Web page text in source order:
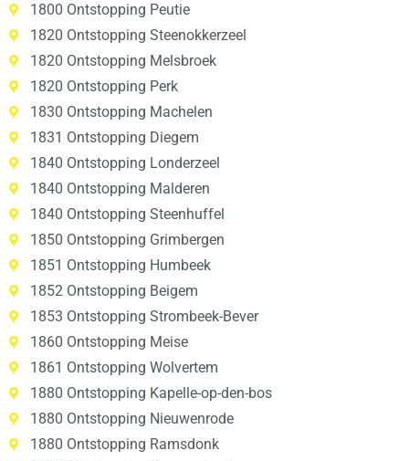
1800 Ontstopping Peutie
1820 Ontstopping Steenokkerzeel
1820 Ontstopping Melsbroek
1820 Ontstopping Perk
1830 Ontstopping Machelen
1831 Ontstopping Diegem
1840 Ontstopping Londerzeel
1840 Ontstopping Malderen
1840 Ontstopping Steenhuffel
1850 Ontstopping Grimbergen
1851 Ontstopping Humbeek
1852 Ontstopping Beigem
1853 Ontstopping Strombeek-Bever
1860 Ontstopping Meise
1861 Ontstopping Wolvertem
1880 Ontstopping Kapelle-op-den-bos
1880 Ontstopping Nieuwenrode
1880 Ontstopping Ramsdonk